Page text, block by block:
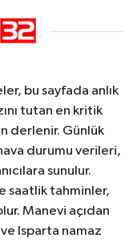
bu sayfada anlık
tutan en kritik
derlenir. Günlük
durumu verileri,
sunulur.
saatlik tahminler,
Manevi açıdan
Isparta namaz